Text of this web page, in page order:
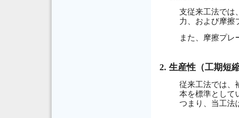
支従来工法では
力、および摩擦
また、摩擦プレ
2. 生産性（工期短
従来工法では、
本を標準として
つまり、当工法